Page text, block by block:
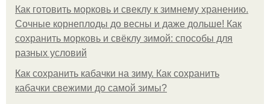
Как готовить морковь и свеклу к зимнему хранению.
Сочные корнеплоды до весны и даже дольше! Как
сохранить морковь и свёклу зимой: способы для
разных условий
Как сохранить кабачки на зиму. Как сохранить
кабачки свежими до самой зимы?